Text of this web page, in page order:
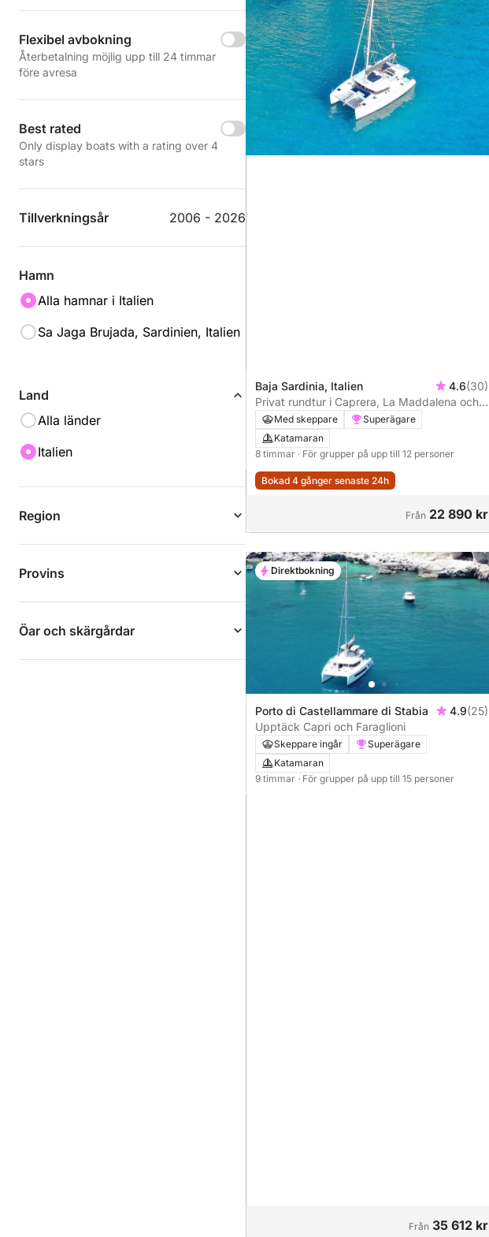
Flexibel avbokning
Återbetalning möjlig upp till 24 timmar
före avresa
Best rated
Only display boats with a rating over 4
stars
Tillverkningsår 2006 - 2026
Hamn
Alla hamnar i Italien
Sa Jaga Brujada, Sardinien, Italien
Land
Alla länder
Italien
Region
Provins
Öar och skärgårdar
Baja Sardinia, Italien 4.6(30)
Privat rundtur i Caprera, La Maddalena och
Costa Smeralda
Med skeppare
Superägare
Katamaran
8 timmar · För grupper på upp till 12 personer
Bokad 4 gånger senaste 24h
Från 22 890 kr
Porto di Castellammare di Stabia 4.9(25)
Upptäck Capri och Faraglioni
Skeppare ingår
Superägare
Katamaran
9 timmar · För grupper på upp till 15 personer
Från 35 612 kr
Direktbokning